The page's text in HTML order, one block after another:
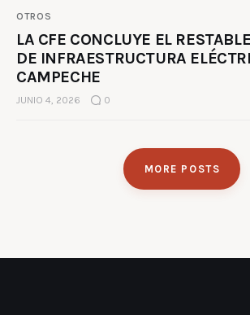
OTROS
LA CFE CONCLUYE EL
DE INFRAESTRUCTURA
CAMPECHE
JUNIO 4, 2026 0
MORE POSTS